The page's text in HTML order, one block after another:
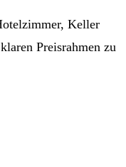
Keller
Preisrahmen zu